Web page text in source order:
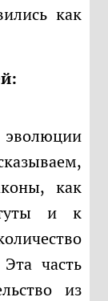
как
как
и к
часть
из